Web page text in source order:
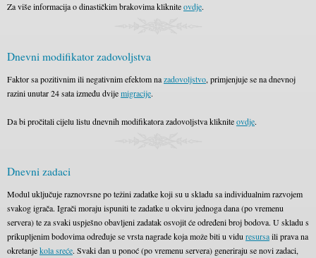
Za više informacija o dinastičkim brakovima klikniteovdje.
Dnevni modifikator zadovoljstva
Faktor sa pozitivnim ili negativnim efektom nazadovoljstvo, primjenjuje se na dnevnoj
razini unutar 24 sata između dvijemigracije.
Da bi pročitali cijelu listu dnevnih modifikatora zadovoljstva klikniteovdje.
Dnevni zadaci
Modul uključuje raznovrsne po težini zadatke koji su u skladu sa individualnim razvojem
svakog igrača. Igrači moraju ispuniti te zadatke u okviru jednoga dana (po vremenu
servera) te za svaki uspješno obavljeni zadatak osvojit će određeni broj bodova. U skladu s
prikupljenim bodovima određuje se vrsta nagrade koja može biti u vidu resursaili prava na
okretanjekola sreće. Svaki dan u ponoć (po vremenu servera) generiraju se novi zadaci,